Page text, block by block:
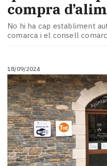
compra
No hi ha cap establiment
comarca i el consell
18/09/2024